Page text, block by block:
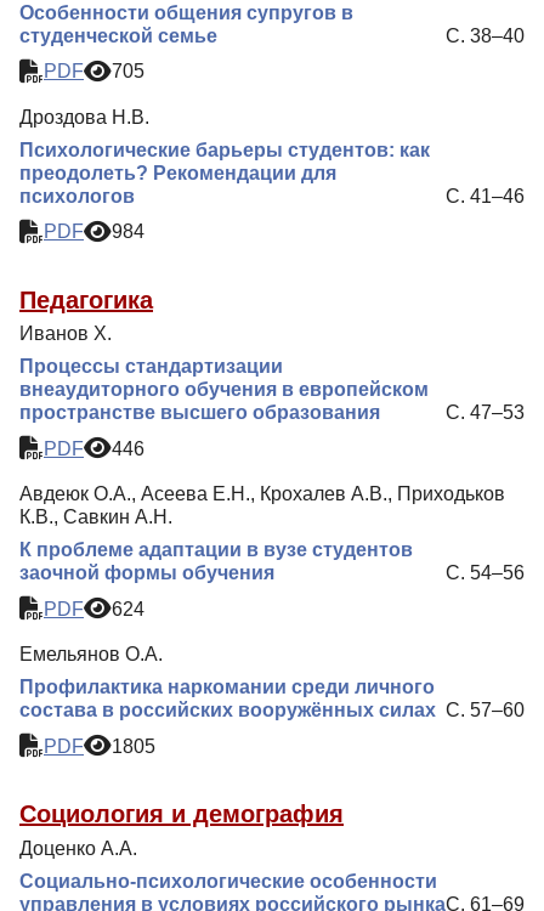
Особенности общения супругов в
студенческой семье
С. 38–40
PDF
705
Дроздова Н.В.
Психологические барьеры студентов: как
преодолеть? Рекомендации для
психологов
С. 41–46
PDF
984
Педагогика
Иванов Х.
Процессы стандартизации
внеаудиторного обучения в европейском
пространстве высшего образования
С. 47–53
PDF
446
Авдеюк О.А., Асеева Е.Н., Крохалев А.В., Приходьков
К.В., Савкин А.Н.
К проблеме адаптации в вузе студентов
заочной формы обучения
С. 54–56
PDF
624
Емельянов О.А.
Профилактика наркомании среди личного
состава в российских вооружённых силах С. 57–60
PDF
1805
Социология и демография
Доценко А.А.
Социально-психологические особенности
управления в условиях российского рынкаС. 61–69